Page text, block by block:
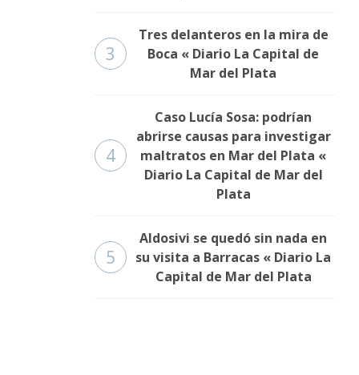
3
Tres delanteros en la mira de
Boca « Diario La Capital de
Mar del Plata
4
Caso Lucía Sosa: podrían
abrirse causas para investigar
maltratos en Mar del Plata «
Diario La Capital de Mar del
Plata
5
Aldosivi se quedó sin nada en
su visita a Barracas « Diario La
Capital de Mar del Plata